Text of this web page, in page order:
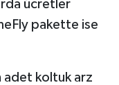
ücretler
pakette ise
adet koltuk arz